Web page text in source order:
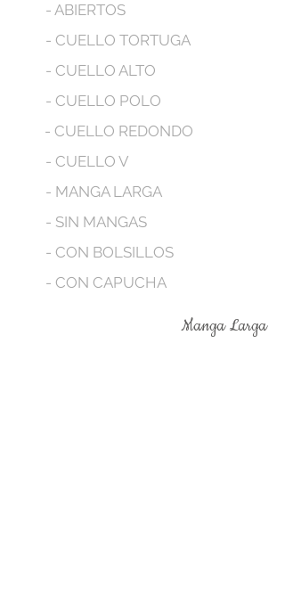
- ABIERTOS
- CUELLO TORTUGA
- CUELLO ALTO
- CUELLO POLO
- CUELLO REDONDO
- CUELLO V
- MANGA LARGA
- SIN MANGAS
- CON BOLSILLOS
- CON CAPUCHA
Manga Larga